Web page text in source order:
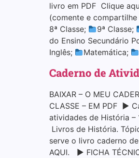
livro em PDF Clique
(comente e
8ª Classe;
9ª Classe;
do Ensino Secundário
Inglês;
Matemática;
Caderno de
BAIXAR – O MEU
CLASSE – EM PDF ▶
atividades de História –
Livros de História.
serve o livro caderno
AQUI. ▶ FICHA